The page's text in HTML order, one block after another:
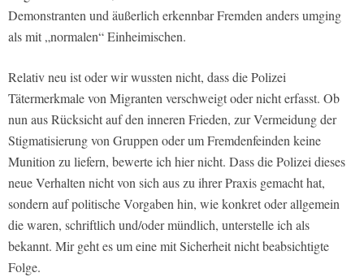
Demonstranten und äußerlich erkennbar Fremden anders umging
als mit „normalen“ Einheimischen.
Relativ neu ist oder wir wussten nicht, dass die Polizei
Tätermerkmale von Migranten verschweigt oder nicht erfasst. Ob
nun aus Rücksicht auf den inneren Frieden, zur Vermeidung der
Stigmatisierung von Gruppen oder um Fremdenfeinden keine
Munition zu liefern, bewerte ich hier nicht. Dass die Polizei dieses
neue Verhalten nicht von sich aus zu ihrer Praxis gemacht hat,
sondern auf politische Vorgaben hin, wie konkret oder allgemein
die waren, schriftlich und/oder mündlich, unterstelle ich als
bekannt. Mir geht es um eine mit Sicherheit nicht beabsichtigte
Folge.